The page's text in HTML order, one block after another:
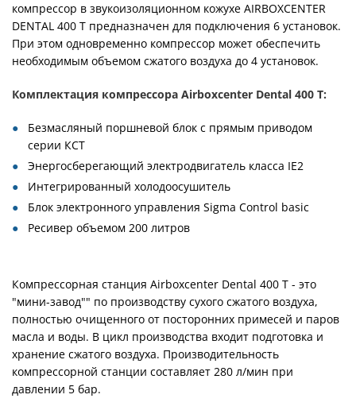
компрессор в звукоизоляционном кожухе AIRBOXCENTER
DENTAL 400 T предназначен для подключения 6 установок.
При этом одновременно компрессор может обеспечить
необходимым объемом сжатого воздуха до 4 установок.
Комплектация компрессора Airboxcenter Dental 400 T:
Безмасляный поршневой блок с прямым приводом
серии КСТ
Энергосберегающий электродвигатель класса IE2
Интегрированный холодоосушитель
Блок электронного управления Sigma Control basic
Ресивер объемом 200 литров
Компрессорная станция Airboxcenter Dental 400 T - это
"мини-завод"" по производству сухого сжатого воздуха,
полностью очищенного от посторонних примесей и паров
масла и воды. В цикл производства входит подготовка и
хранение сжатого воздуха. Производительность
компрессорной станции составляет 280 л/мин при
давлении 5 бар.